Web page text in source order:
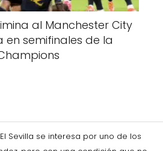
al Manchester City
en semifinales de la
El Sevilla se interesa por uno de los